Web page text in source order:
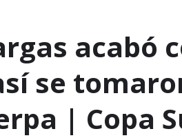
acabó
se
| Copa